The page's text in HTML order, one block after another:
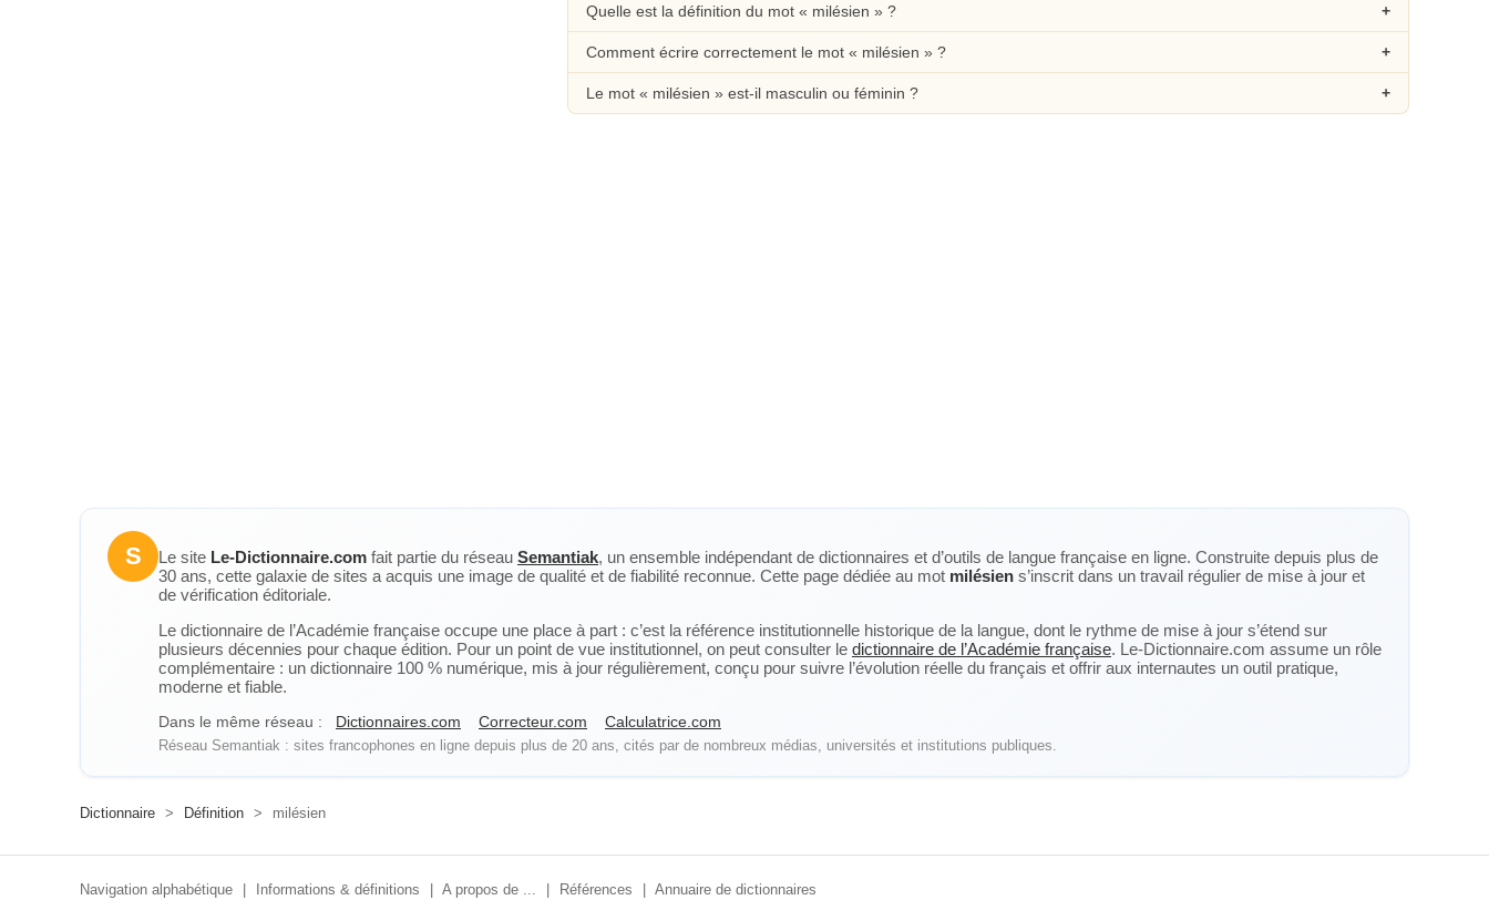
Quelle est la définition du mot « milésien » ?
Comment écrire correctement le mot « milésien » ?
Le mot « milésien » est-il masculin ou féminin ?
S Le site Le-Dictionnaire.com fait partie du réseau Semantiak, un ensemble indépendant de dictionnaires et d’outils de langue française en ligne. Construite depuis plus de
30 ans, cette galaxie de sites a acquis une image de qualité et de fiabilité reconnue. Cette page dédiée au mot milésien s’inscrit dans un travail régulier de mise à jour et
de vérification éditoriale.
Le dictionnaire de l’Académie française occupe une place à part : c’est la référence institutionnelle historique de la langue, dont le rythme de mise à jour s’étend sur
plusieurs décennies pour chaque édition. Pour un point de vue institutionnel, on peut consulter le dictionnaire de l’Académie française. Le-Dictionnaire.com assume un rôle
complémentaire : un dictionnaire 100 % numérique, mis à jour régulièrement, conçu pour suivre l’évolution réelle du français et offrir aux internautes un outil pratique,
moderne et fiable.
Dans le même réseau : Dictionnaires.com Correcteur.com Calculatrice.com
Réseau Semantiak : sites francophones en ligne depuis plus de 20 ans, cités par de nombreux médias, universités et institutions publiques.
Dictionnaire > Définition > milésien
Navigation alphabétique Informations & définitions A propos de ... Références Annuaire de dictionnaires